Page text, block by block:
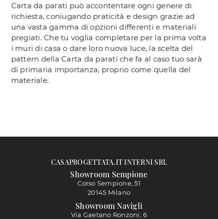
Carta da parati può accontentare ogni genere di
richiesta, coniugando praticità e design grazie ad
una vasta gamma di opzioni differenti e materiali
pregiati. Che tu voglia completare per la prima volta
i muri di casa o dare loro nuova luce, la scelta del
pattern della Carta da parati che fa al caso tuo sarà
di primaria importanza, proprio come quella del
materiale.
CASAPROGETTATA.IT INTERNI SRL
Showroom Sempione
Corso Sempione, 51
20145 Milano
Showroom Navigli
Via Gaetano Ronzoni, 6